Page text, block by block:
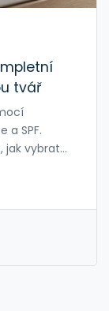
tvář
a SPF.
jak vybrat